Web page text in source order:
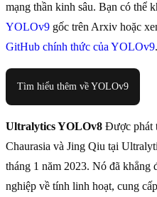
mạng thần kinh sâu. Bạn có thể
YOLOv9 gốc trên Arxiv hoặc
GitHub chính thức của YOLOv9.
Tìm hiểu thêm về YOLOv9
Ultralytics YOLOv8 Được phát
Chaurasia và Jing Qiu tại
tháng 1 năm 2023. Nó đã khẳng
nghiệp về tính linh hoạt, cung